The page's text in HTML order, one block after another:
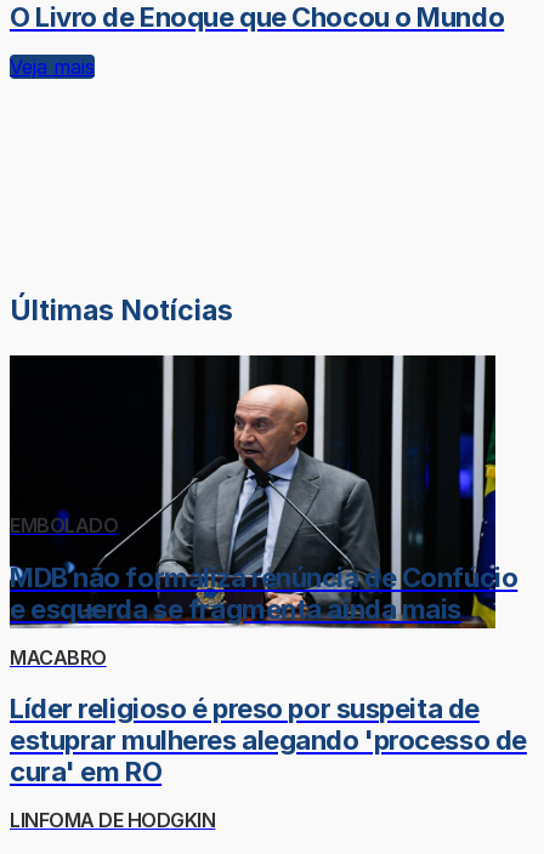
O Livro de Enoque que Chocou o Mundo
Veja mais
Últimas Notícias
EMBOLADO
MDB não formaliza renúncia de Confúcio
e esquerda se fragmenta ainda mais
MACABRO
Líder religioso é preso por suspeita de
estuprar mulheres alegando 'processo de
cura' em RO
LINFOMA DE HODGKIN